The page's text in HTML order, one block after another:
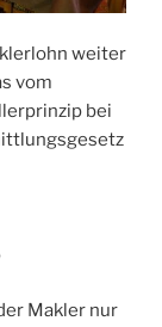
weiter
vom
bei
Makler nur